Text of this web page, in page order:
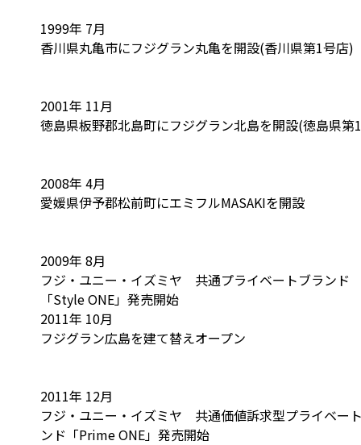
1999年 7月
香川県丸亀市にフジグラン丸亀を開設(香川県第1号店)
2001年 11月
徳島県板野郡北島町にフジグラン北島を開設(徳島県第
2008年 4月
愛媛県伊予郡松前町にエミフルMASAKIを開設
2009年 8月
フジ・ユニー・イズミヤ 共通プライベートブランド
「Style ONE」発売開始
2011年 10月
フジグラン広島を建て替えオープン
2011年 12月
フジ・ユニー・イズミヤ 共通価値訴求型プライベー
ンド「Prime ONE」発売開始